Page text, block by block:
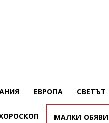
ЕВРОПА СВЕТЪТ
МАЛКИ ОБЯВИ